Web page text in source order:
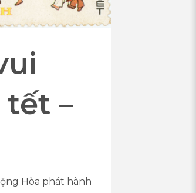
tết –
Hòa phát hành